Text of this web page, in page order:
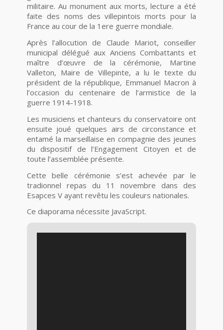
militaire. Au monument aux morts, lecture a été
faite des noms des villepintois morts pour la
France au cour de la 1ere guerre mondiale.
Après l’allocution de Claude Mariot, conseiller
municipal délégué aux Anciens Combattants et
maître d’œuvre de la cérémonie, Martine
Valleton, Maire de Villepinte, a lu le texte du
président de la république, Emmanuel Macron à
l’occasion du centenaire de l’armistice de la
guerre 1914-1918.
Les musiciens et chanteurs du conservatoire ont
ensuite joué quelques airs de circonstance et
entamé la marseillaise en compagnie des jeunes
du dispositif de l’Engagement Citoyen et de
toute l’assemblée présente.
Cette belle cérémonie s’est achevée par le
tradionnel repas du 11 novembre dans des
Esapces V ayant revêtu les couleurs nationales.
Ce diaporama nécessite JavaScript.